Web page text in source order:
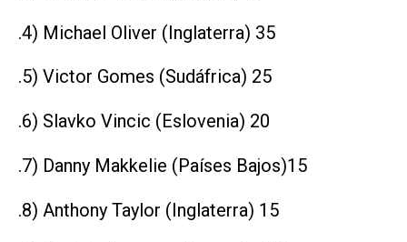
.4) Michael Oliver (Inglaterra) 35
.5) Victor Gomes (Sudáfrica) 25
.6) Slavko Vincic (Eslovenia) 20
.7) Danny Makkelie (Países Bajos)15
.8) Anthony Taylor (Inglaterra) 15